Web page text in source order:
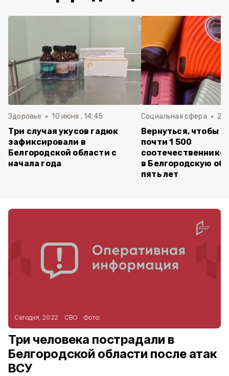
Здоровье 10 июня , 14:45
Три случая укусов гадюк
зафиксировали в
Белгородской области с
начала года
Социальная сфера 20
Вернуться, чтобы
почти 1 500
в Белгородскую
пять лет
Сегодня, 20:22 СВО Фото:
Три человека пострадали в
Белгородской области после атак
ВСУ